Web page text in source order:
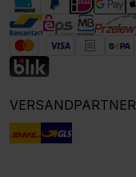
VERSANDPARTNER